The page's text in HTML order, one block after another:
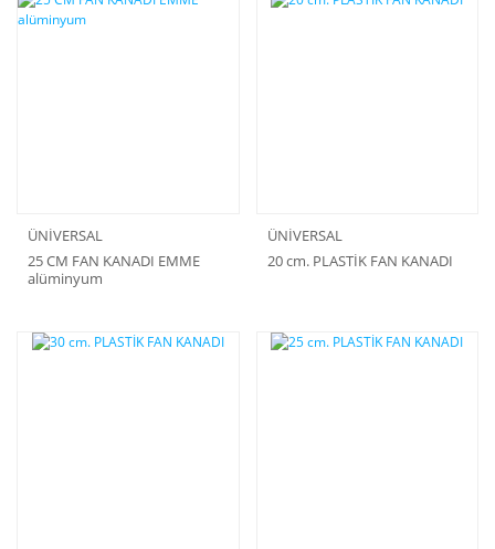
ÜNİVERSAL
25 CM FAN KANADI EMME
alüminyum
ÜNİVERSAL
20 cm. PLASTİK FAN KANADI